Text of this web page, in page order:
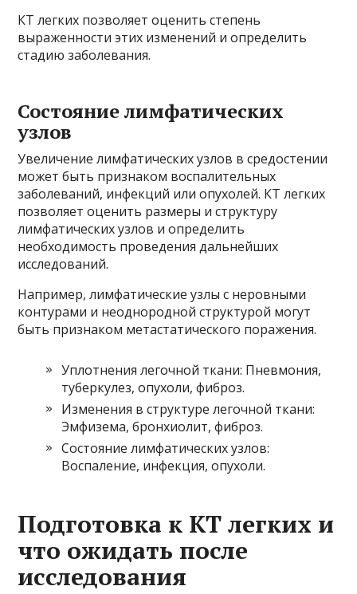
КТ легких позволяет оценить степень
выраженности этих изменений и определить
стадию заболевания.
Состояние лимфатических
узлов
Увеличение лимфатических узлов в средостении
может быть признаком воспалительных
заболеваний, инфекций или опухолей. КТ легких
позволяет оценить размеры и структуру
лимфатических узлов и определить
необходимость проведения дальнейших
исследований.
Например, лимфатические узлы с неровными
контурами и неоднородной структурой могут
быть признаком метастатического поражения.
Уплотнения легочной ткани: Пневмония,
туберкулез, опухоли, фиброз.
Изменения в структуре легочной ткани:
Эмфизема, бронхиолит, фиброз.
Состояние лимфатических узлов:
Воспаление, инфекция, опухоли.
Подготовка к КТ легких и
что ожидать после
исследования